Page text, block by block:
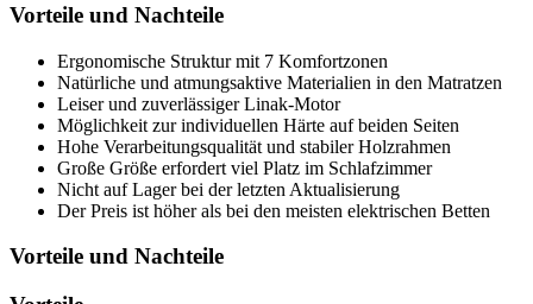
Vorteile und Nachteile
Ergonomische Struktur mit 7 Komfortzonen
Natürliche und atmungsaktive Materialien in den Matratzen
Leiser und zuverlässiger Linak-Motor
Möglichkeit zur individuellen Härte auf beiden Seiten
Hohe Verarbeitungsqualität und stabiler Holzrahmen
Große Größe erfordert viel Platz im Schlafzimmer
Nicht auf Lager bei der letzten Aktualisierung
Der Preis ist höher als bei den meisten elektrischen Betten
Vorteile und Nachteile